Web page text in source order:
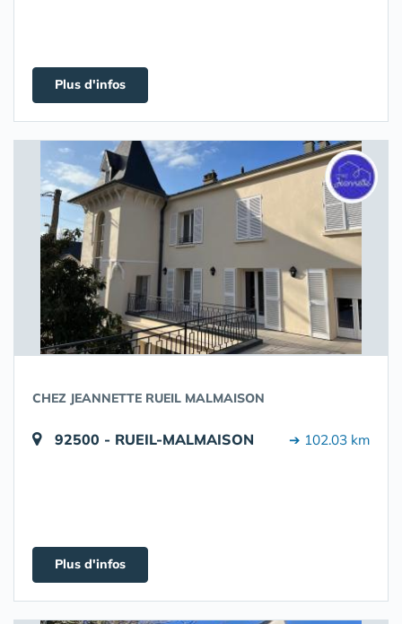
Plus d'infos
CHEZ JEANNETTE RUEIL MALMAISON
92500 - RUEIL-MALMAISON ➔ 102.03 km
Plus d'infos